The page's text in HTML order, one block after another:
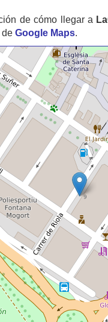
de cómo llegar a
de Google Maps.